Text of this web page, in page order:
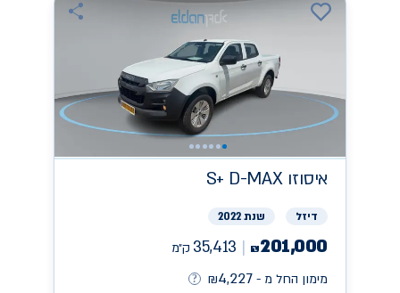
איסוזוS+ D-MAX
דיזל שנת 2022
₪201,000
35,413 ק״מ
מימון החל מ -
₪4,227